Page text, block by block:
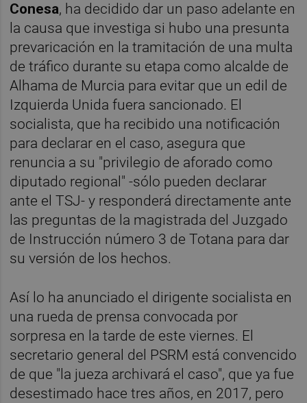
Conesa, ha decidido dar un paso adelante en
la causa que investiga si hubo una presunta
prevaricación en la tramitación de una multa
de tráfico durante su etapa como alcalde de
Alhama de Murcia para evitar que un edil de
Izquierda Unida fuera sancionado. El
socialista, que ha recibido una notificación
para declarar en el caso, asegura que
renuncia a su "privilegio de aforado como
diputado regional" -sólo pueden declarar
ante el TSJ- y responderá directamente ante
las preguntas de la magistrada del Juzgado
de Instrucción número 3 de Totana para dar
su versión de los hechos.
Así lo ha anunciado el dirigente socialista en
una rueda de prensa convocada por
sorpresa en la tarde de este viernes. El
secretario general del PSRM está convencido
de que "la jueza archivará el caso", que ya fue
desestimado hace tres años, en 2017, pero